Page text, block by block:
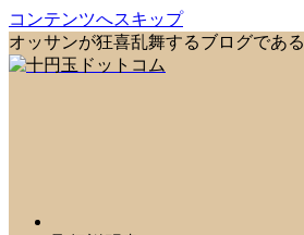
コンテンツへスキップ
オッサンが狂喜乱舞するブログである